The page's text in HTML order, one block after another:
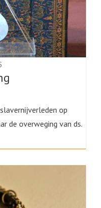
op
de overweging van ds.